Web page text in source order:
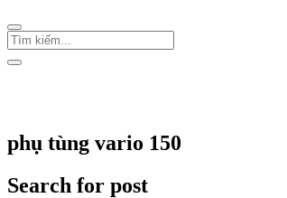
phụ tùng vario 150
Search for post